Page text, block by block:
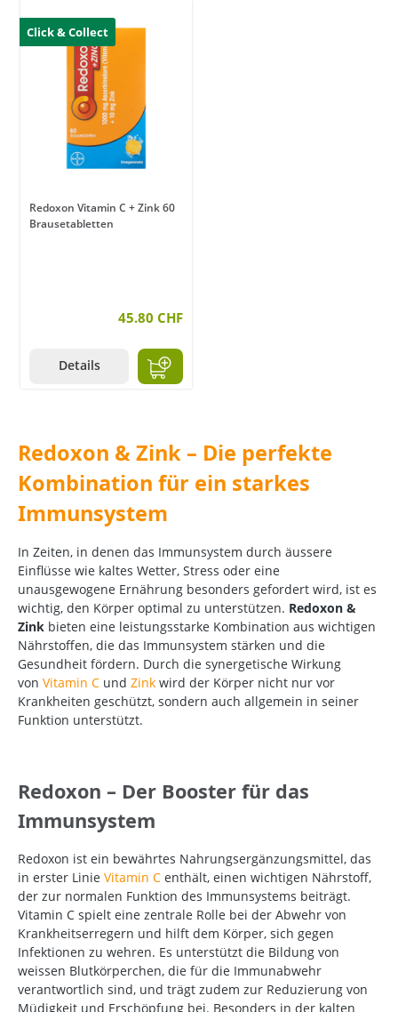
Click & Collect
Redoxon Vitamin C + Zink 60
Brausetabletten
45.80 CHF
Details
Redoxon & Zink – Die perfekte
Kombination für ein starkes
Immunsystem
In Zeiten, in denen das Immunsystem durch äussere
Einflüsse wie kaltes Wetter, Stress oder eine
unausgewogene Ernährung besonders gefordert wird, ist es
wichtig, den Körper optimal zu unterstützen. Redoxon &
Zink bieten eine leistungsstarke Kombination aus wichtigen
Nährstoffen, die das Immunsystem stärken und die
Gesundheit fördern. Durch die synergetische Wirkung
von Vitamin C und Zink wird der Körper nicht nur vor
Krankheiten geschützt, sondern auch allgemein in seiner
Funktion unterstützt.
Redoxon – Der Booster für das
Immunsystem
Redoxon ist ein bewährtes Nahrungsergänzungsmittel, das
in erster Linie Vitamin C enthält, einen wichtigen Nährstoff,
der zur normalen Funktion des Immunsystems beiträgt.
Vitamin C spielt eine zentrale Rolle bei der Abwehr von
Krankheitserregern und hilft dem Körper, sich gegen
Infektionen zu wehren. Es unterstützt die Bildung von
weissen Blutkörperchen, die für die Immunabwehr
verantwortlich sind, und trägt zudem zur Reduzierung von
Müdigkeit und Erschöpfung bei. Besonders in der kalten